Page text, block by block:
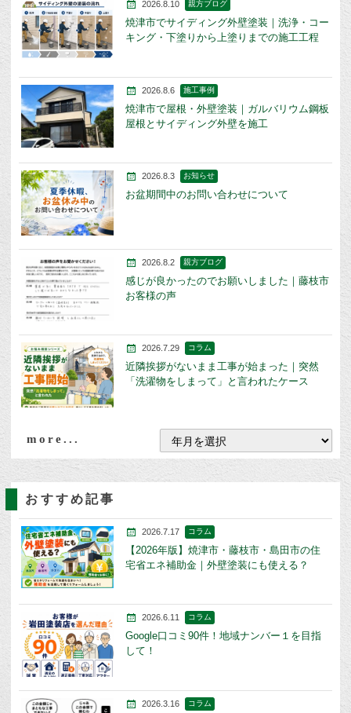
2026.8.10 親方ブログ
焼津市でサイディング外壁塗装｜洗浄・コー
キング・下塗りから上塗りまでの施工工程
2026.8.6 施工事例
焼津市で屋根・外壁塗装｜ガルバリウム鋼板
屋根とサイディング外壁を施工
2026.8.3 お知らせ
お盆期間中のお問い合わせについて
2026.8.2 親方ブログ
感じが良かったのでお願いしました｜藤枝市
お客様の声
2026.7.29 コラム
近隣挨拶がないまま工事が始まった｜突然
「洗濯物をしまって」と言われたケース
more...
おすすめ記事
2026.7.17 コラム
【2026年版】焼津市・藤枝市・島田市の住
宅省エネ補助金｜外壁塗装にも使える？
2026.6.11 コラム
Google口コミ90件！地域ナンバー１を目指
して！
2026.3.16 コラム